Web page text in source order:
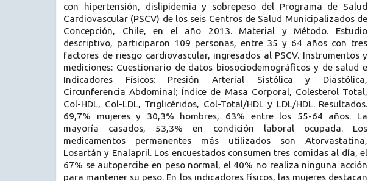
con hipertensión, dislipidemia y sobrepeso del Programa de Salud
Cardiovascular (PSCV) de los seis Centros de Salud Municipalizados de
Concepción, Chile, en el año 2013. Material y Método. Estudio
descriptivo, participaron 109 personas, entre 35 y 64 años con tres
factores de riesgo cardiovascular, ingresados al PSCV. Instrumentos y
mediciones: Cuestionario de datos biosociodemográficos y de salud e
Indicadores Físicos: Presión Arterial Sistólica y Diastólica,
Circunferencia Abdominal; Índice de Masa Corporal, Colesterol Total,
Col-HDL, Col-LDL, Triglicéridos, Col-Total/HDL y LDL/HDL. Resultados.
69,7% mujeres y 30,3% hombres, 63% entre los 55-64 años. La
mayoría casados, 53,3% en condición laboral ocupada. Los
medicamentos permanentes más utilizados son Atorvastatina,
Losartán y Enalapril. Los encuestados consumen tres comidas al día, el
67% se autopercibe en peso normal, el 40% no realiza ninguna acción
para mantener su peso. En los indicadores físicos, las mujeres destacan